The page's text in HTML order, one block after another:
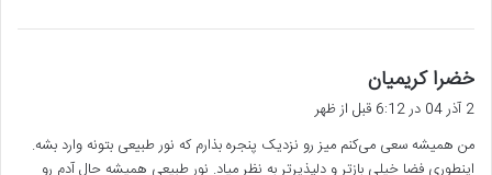
خضرا کریمیان
ف
ت
:
2 آذر 04 در 6:12 قبل از ظهر
من همیشه سعی می‌کنم میز رو نزدیک پنجره بذارم که نور طبیعی بتونه وارد بشه.
اینطوری فضا خیلی بازتر و دلپذیرتر به نظر میاد. نور طبیعی همیشه حال آدم رو